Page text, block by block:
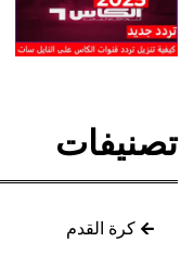
تصنيفات
كرة القدم